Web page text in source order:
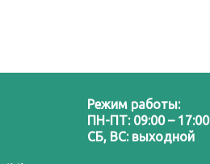
Режим работы:
ПН-ПТ: 09:00 – 17:00
СБ, ВС: выходной